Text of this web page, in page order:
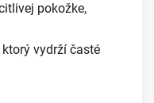
pokožke,
vydrží časté